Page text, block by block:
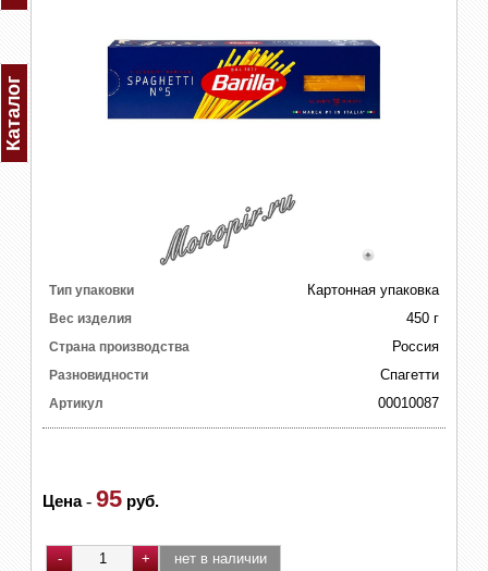
Каталог
Тип упаковки Картонная упаковка
Вес изделия 450 г
Страна производства Россия
Разновидности Спагетти
Артикул 00010087
Цена- 95 руб.